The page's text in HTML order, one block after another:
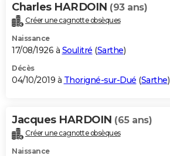
Charles HARDOIN (93 ans)
Créer une cagnotte obsèques
Naissance
17/08/1926 à Soulitré (Sarthe)
Décès
04/10/2019 à Thorigné-sur-Dué (Sarthe)
Jacques HARDOIN (65 ans)
Créer une cagnotte obsèques
Naissance